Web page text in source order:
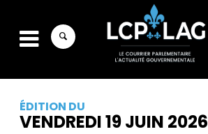
ÉDITION DU
VENDREDI 19 JUIN 2026